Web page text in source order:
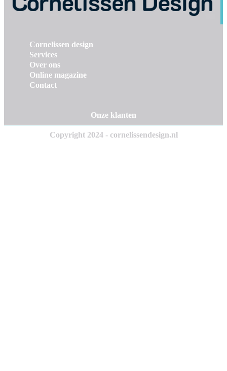
Cornelissen design
Services
Over ons
Online magazine
Contact
Onze klanten
Copyright 2024 - cornelissendesign.nl